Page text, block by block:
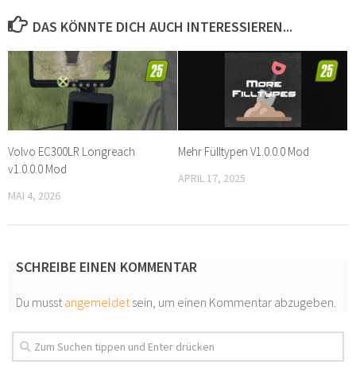
DAS KÖNNTE DICH AUCH INTERESSIEREN...
Volvo EC300LR Longreach
v1.0.0.0 Mod
MAI 4, 2026
Mehr Fülltypen V1.0.0.0 Mod
APRIL 17, 2025
SCHREIBE EINEN KOMMENTAR
Du musstangemeldetsein, um einen Kommentar abzugeben.